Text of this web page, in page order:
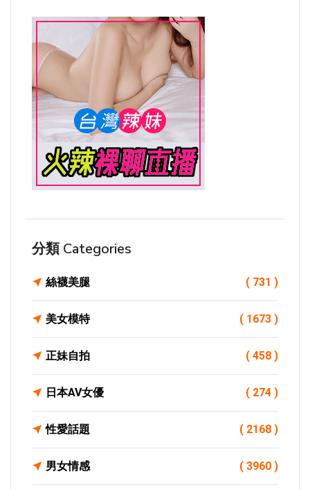
分類 Categories
絲襪美腿 ( 731 )
美女模特 ( 1673 )
正妹自拍 ( 458 )
日本AV女優 ( 274 )
性愛話題 ( 2168 )
男女情感 ( 3960 )